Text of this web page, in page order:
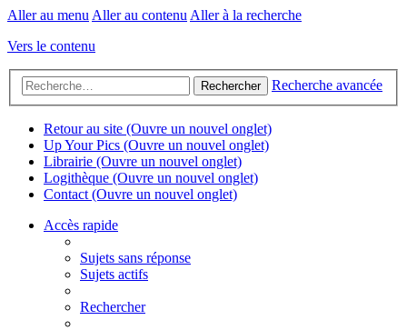
Aller au menu Aller au contenu Aller à la recherche
Vers le contenu
Rechercher Recherche avancée
Retour au site (Ouvre un nouvel onglet)
Up Your Pics (Ouvre un nouvel onglet)
Librairie (Ouvre un nouvel onglet)
Logithèque (Ouvre un nouvel onglet)
Contact (Ouvre un nouvel onglet)
Accès rapide
Sujets sans réponse
Sujets actifs
Rechercher